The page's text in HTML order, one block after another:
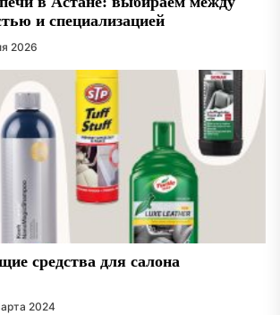
и специализацией
2026
средства для салона
2024